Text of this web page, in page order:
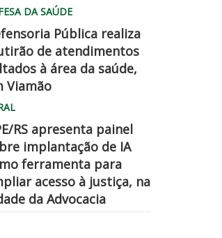
DA SAÚDE
Pública realiza
de atendimentos
à área da saúde,
Viamão
RS apresenta painel
implantação de IA
ferramenta para
acesso à justiça, na
da Advocacia